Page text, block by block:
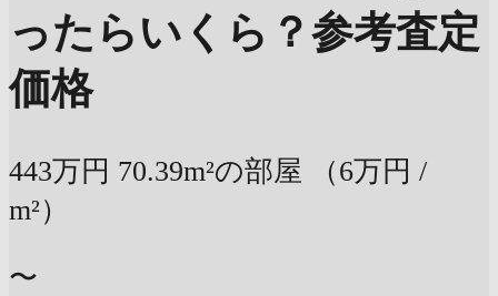
ったらいくら？参考査定
価格
443万円 70.39m²の部屋
（6万円 /
m²）
〜